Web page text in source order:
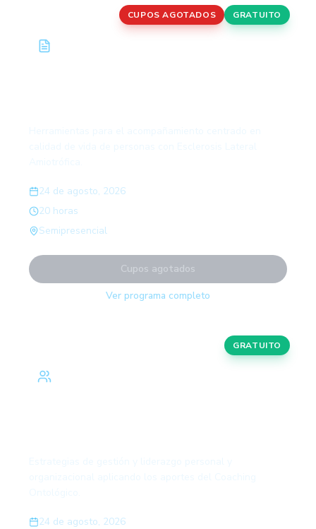
CUPOS AGOTADOS GRATUITO
24 de agosto, 2026
20 horas
Semipresencial
Cupos agotados
Ver programa completo
GRATUITO
24 de agosto, 2026